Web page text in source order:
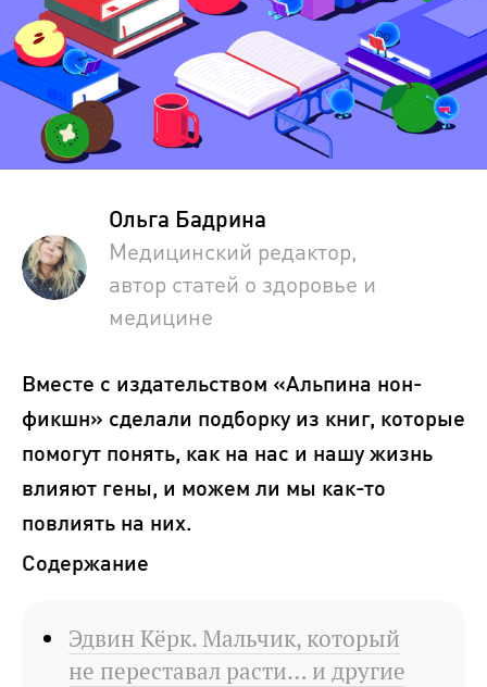
Вместе с издательством «Альпина нон-
фикшн» сделали подборку из книг, которые
помогут понять, как на нас и нашу жизнь
влияют гены, и можем ли мы как-то
повлиять на них.
Содержание
Эдвин Кёрк. Мальчик, который
не переставал расти… и другие
Ольга Бадрина
Медицинский редактор,
автор статей о здоровье и
медицине